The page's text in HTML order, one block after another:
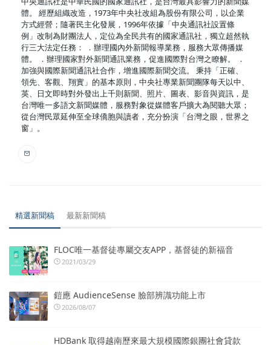
體。 經歷組織改造，1973年中央社改組為股份有限公司，以企業
方式經營；隨著民主化發展，1996年依據「中央通訊社設置條
例」改制為財團法人，定位為全民共有的國家通訊社，獨立超然執
行三大法定任務： ．辦理國內外新聞報導業務，服務大眾傳播媒
體。 ．辦理國家對外新聞通訊業務，促進國際對台灣之瞭解。 ．
加強與國際新聞通訊社合作，增進國際新聞交流。 秉持「正確、
領先、客觀、翔實」的基本原則，中央社專業新聞團隊每天以中、
英、日文即時對外發出上千則新聞、照片、圖表、影音與資訊，是
台灣唯一多語文新聞媒體，服務對象從媒體客戶擴大為閱聽大眾；
從台灣民眾延伸至全球僑胞與讀者，充分扮演「台灣之眼，世界之
窗」。
精選新聞稿 最新新聞稿
FLOC唯一基督徒專屬交友APP，基督徒的新福音
2021/03/29
鎧應 AudienceSense 臉部辨識功能上市
2026/08/07
HDBank 取得越南歷來最大規模國際銀團社會貸款